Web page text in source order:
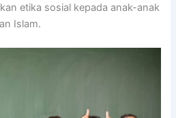
etika sosial kepada anak-anak
Islam.